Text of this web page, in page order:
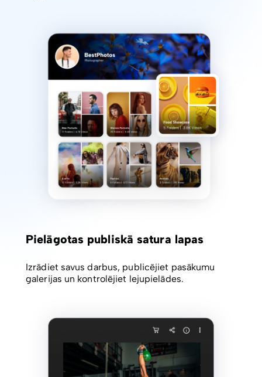
Pielāgotas publiskā satura lapas
Izrādiet savus darbus, publicējiet pasākumu
galerijas un kontrolējiet lejupielādes.